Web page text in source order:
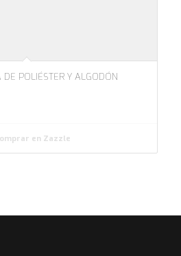
DE POLIÉSTER Y ALGODÓN
en Zazzle